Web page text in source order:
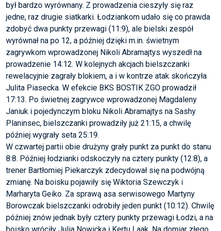
był bardzo wyrównany. Z prowadzenia cieszyły się raz
jedne, raz drugie siatkarki. Łodziankom udało się co prawda
zdobyć dwa punkty przewagi (11:9), ale bielski zespół
wyrównał na po 12, a później dzięki m.in. świetnym
zagrywkom wprowadzonej Nikoli Abramajtys wyszedł na
prowadzenie 14:12. W kolejnych akcjach bielszczanki
rewelacyjnie zagrały blokiem, a i w kontrze atak skończyła
Julita Piasecka. W efekcie BKS BOSTIK ZGO prowadził
17:13. Po świetnej zagrywce wprowadzonej Magdaleny
Janiuk i pojedynczym bloku Nikoli Abramajtys na Sashy
Planinsec, bielszczanki prowadziły już 21:15, a chwilę
później wygrały seta 25:19.
W czwartej partii obie drużyny grały punkt za punkt do stanu
8:8. Później łodzianki odskoczyły na cztery punkty (12:8), a
trener Bartłomiej Piekarczyk zdecydował się na podwójną
zmianę. Na boisku pojawiły się Wiktoria Szewczyk i
Marharyta Geiko. Za sprawą asa serwisowego Martyny
Borowczak bielszczanki odrobiły jeden punkt (10:12). Chwilę
później znów jednak były cztery punkty przewagi Łodzi, a na